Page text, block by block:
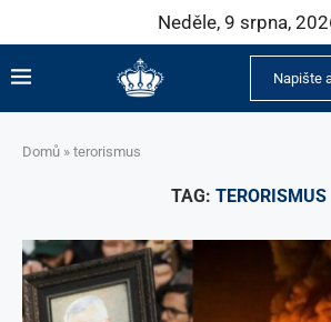
Neděle, 9 srpna,
Domů » terorismus
TAG: TERORISMUS